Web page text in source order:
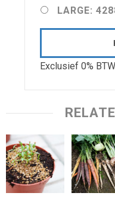
LARGE:
Exclusief 0% BTW